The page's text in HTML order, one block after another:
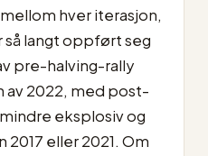
hver iterasjon,
så langt oppført seg
pre-halving-rally
av 2022, med post-
eksplosiv og
eller 2021. Om